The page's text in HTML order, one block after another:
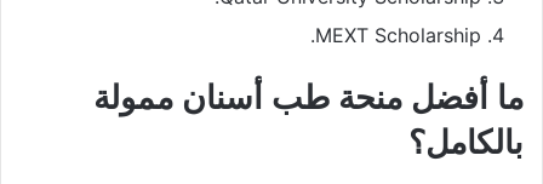
MEXT Scholarship.
ما أفضل منحة طب أسنان ممولة
بالكامل؟